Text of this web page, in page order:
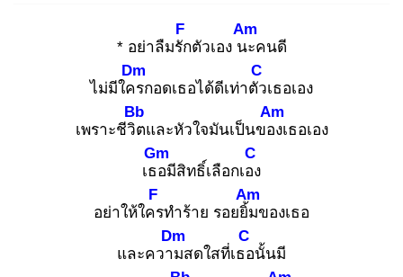
* อย่าลืมรัก
F
ตัวเอง นะ
Am
คนดี
ไม่มีใคร
Dm
กอดเธอได้ดีเท่าตัว
C
เธอเอง
เพราะชีวิต
Bb
และหัวใจมันเป็นของ
Am
เธอเอง
เธอ
Gm
มีสิทธิ์เลือกเอง
C
อย่าให้ใคร
F
ทำร้าย รอยยิ้ม
Am
ของเธอ
และความ
Dm
สดใสที่เธอ
C
นั้นมี